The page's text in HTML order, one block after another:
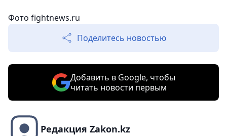
Фото fightnews.ru
Поделитесь новостью
Добавить в Google, чтобы
читать новости первым
Редакция Zakon.kz